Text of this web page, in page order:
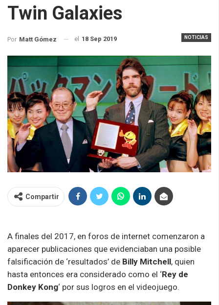
Twin Galaxies
NOTICIAS
Por Matt Gómez el 18 Sep 2019
Compartir
A finales del 2017, en foros de internet comenzaron a
aparecer publicaciones que evidenciaban una posible
falsificación de ‘resultados’ de Billy Mitchell, quien
hasta entonces era considerado como el ‘Rey de
Donkey Kong‘ por sus logros en el videojuego.